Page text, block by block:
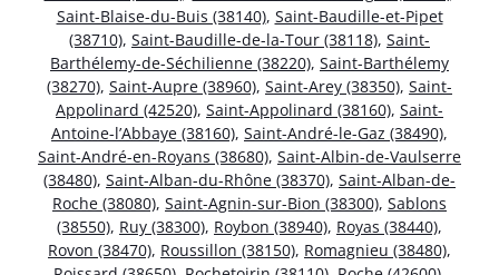
Saint-Blaise-du-Buis (38140), Saint-Baudille-et-Pipet
(38710), Saint-Baudille-de-la-Tour (38118), Saint-
Barthélemy-de-Séchilienne (38220), Saint-Barthélemy
(38270), Saint-Aupre (38960), Saint-Arey (38350), Saint-
Appolinard (42520), Saint-Appolinard (38160), Saint-
Antoine-l’Abbaye (38160), Saint-André-le-Gaz (38490),
Saint-André-en-Royans (38680), Saint-Albin-de-Vaulserre
(38480), Saint-Alban-du-Rhône (38370), Saint-Alban-de-
Roche (38080), Saint-Agnin-sur-Bion (38300), Sablons
(38550), Ruy (38300), Roybon (38940), Royas (38440),
Rovon (38470), Roussillon (38150), Romagnieu (38480),